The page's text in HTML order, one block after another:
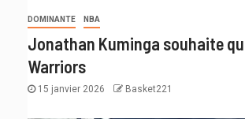
DOMINANTE NBA
Jonathan Kuminga souhaite
Warriors
15 janvier 2026 Basket221